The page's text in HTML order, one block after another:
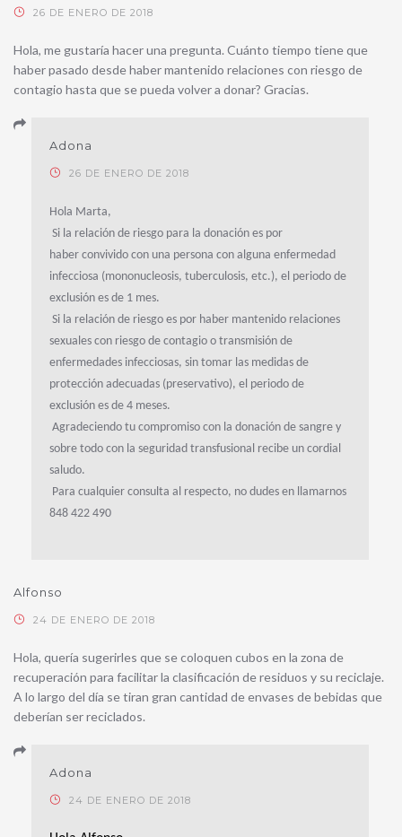
26 DE ENERO DE 2018
Hola, me gustaría hacer una pregunta. Cuánto tiempo tiene que
haber pasado desde haber mantenido relaciones con riesgo de
contagio hasta que se pueda volver a donar? Gracias.
Adona
26 DE ENERO DE 2018
Hola Marta,
Si la relación de riesgo para la donación es por
haber convivido con una persona con alguna enfermedad
infecciosa (mononucleosis, tuberculosis, etc.), el periodo de
exclusión es de 1 mes.
Si la relación de riesgo es por haber mantenido relaciones
sexuales con riesgo de contagio o transmisión de
enfermedades infecciosas, sin tomar las medidas de
protección adecuadas (preservativo), el periodo de
exclusión es de 4 meses.
Agradeciendo tu compromiso con la donación de sangre y
sobre todo con la seguridad transfusional recibe un cordial
saludo.
Para cualquier consulta al respecto, no dudes en llamarnos
848 422 490
Alfonso
24 DE ENERO DE 2018
Hola, quería sugerirles que se coloquen cubos en la zona de
recuperación para facilitar la clasificación de residuos y su reciclaje.
A lo largo del día se tiran gran cantidad de envases de bebidas que
deberían ser reciclados.
Adona
24 DE ENERO DE 2018